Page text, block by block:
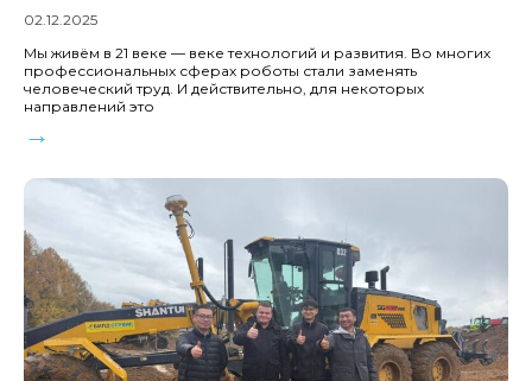
02.12.2025
Мы живём в 21 веке — веке технологий и развития. Во многих
профессиональных сферах роботы стали заменять
человеческий труд. И действительно, для некоторых
направлений это
→